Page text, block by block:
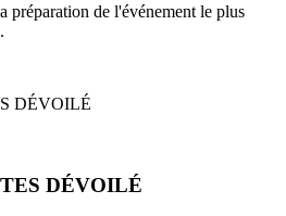
préparation de l'événement le plus
DÉVOILÉ